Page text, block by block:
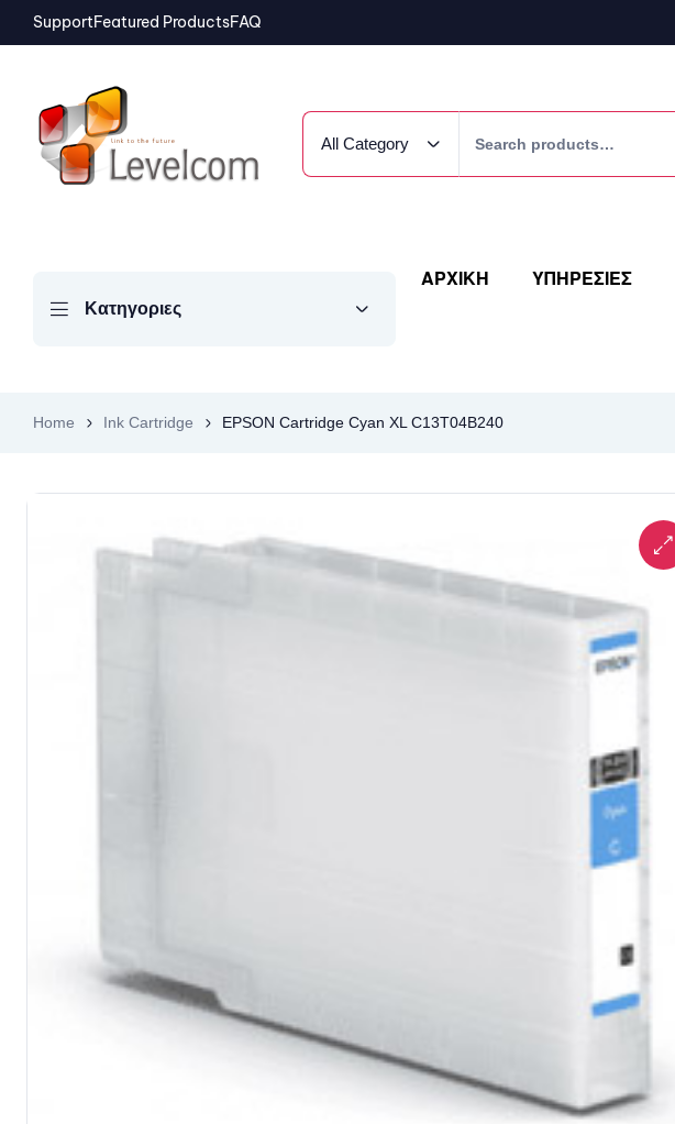
SupportFeatured ProductsFAQ
All Category
Κατηγοριες
ΑΡΧΙΚΗ ΥΠΗΡΕΣΙΕΣ
Home Ink Cartridge EPSON Cartridge Cyan XL C13T04B240